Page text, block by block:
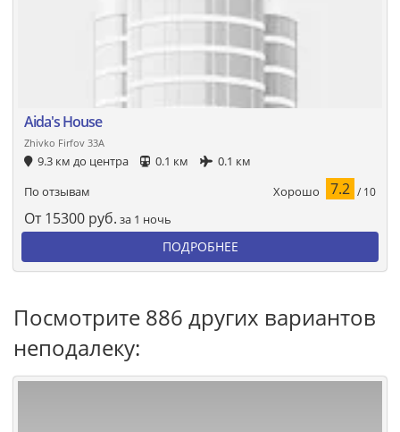
Aida's House
Zhivko Firfov 33A
9.3 км до центра 0.1 км
0.1 км
По отзывам
Хорошо 7.2 / 10
От 15300 руб. за 1 ночь
ПОДРОБНЕЕ
Посмотрите 886 других вариантов
неподалеку: